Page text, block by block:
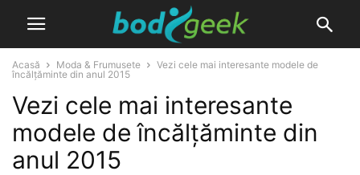
Acasă Moda & Frumusete
Vezi cele mai interesante modele de
încălțăminte din anul 2015
Vezi cele mai interesante
modele de încălțăminte din
anul 2015